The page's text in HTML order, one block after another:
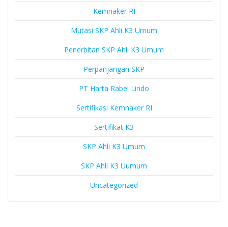
Kemnaker RI
Mutasi SKP Ahli K3 Umum
Penerbitan SKP Ahli K3 Umum
Perpanjangan SKP
PT Harta Rabel Lindo
Sertifikasi Kemnaker RI
Sertifikat K3
SKP Ahli K3 Umum
SKP Ahli K3 Uumum
Uncategorized